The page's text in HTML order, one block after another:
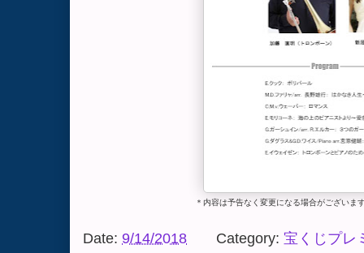
＊内容は予告なく変更になる場合がございま
Date: 9/14/2018 Category: 宝くじプレ